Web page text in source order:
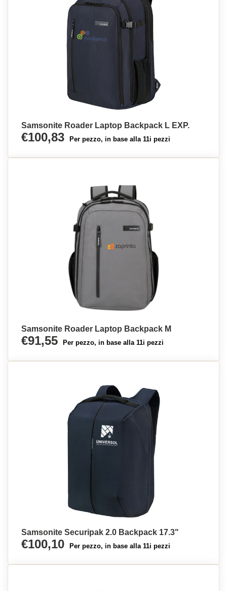
Samsonite Roader Laptop Backpack L EXP.
€100,83 Per pezzo, in base alla 11i pezzi
Samsonite Roader Laptop Backpack M
€91,55 Per pezzo, in base alla 11i pezzi
Samsonite Securipak 2.0 Backpack 17.3"
€100,10 Per pezzo, in base alla 11i pezzi